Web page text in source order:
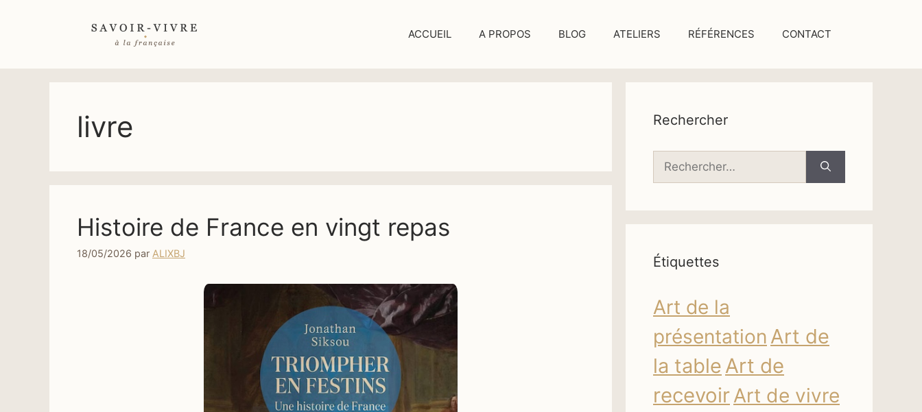
ACCUEIL A PROPOS BLOG ATELIERS RÉFÉRENCES CONTACT
livre
Histoire de France en vingt repas
18/05/2026 par ALIXBJ
Rechercher
Rechercher :
Étiquettes
Art de la
présentation Art de
la table Art de
recevoirArt de vivre